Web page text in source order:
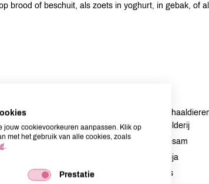
brood of beschuit, als zoets in yoghurt, in gebak, of
niet aanwezig
niet aanwezig
niet aanwezig
Selderij
Sesam
Soja
Vis
jouw cookievoorkeuren aanpassen. Klik op
met het gebruik van alle cookies, zoals
.
Prestatie